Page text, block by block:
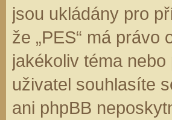
jsou ukládány pro
že „PES“ má
jakékoliv téma
uživatel souhlasíte
ani phpBB